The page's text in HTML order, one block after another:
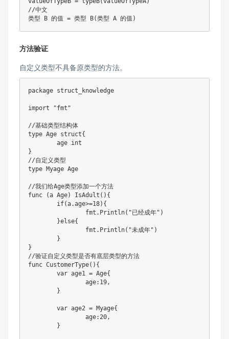
//中文
类型 B 的值 = 类型 B(类型 A 的值 )
方法验证
自定义类型不具备原类型的方法。
package struct_knowledge
import "fmt"
//基础类型结构体
type Age struct{
	age
int
}
//自定义类型
type Myage Age
//我们给Age类型添加一个方法
func
(a Age) IsAdult ( ) {
if(a.age>=18) {
		fmt
. Println( "已经成年" )
}else{
		fmt
. Println( "未成年" )
}
}
//验证自定义类型是否有底层类型的方法
func CustomerType( ) {
var age1 = Age{
		age
: 19,
}
var age2 = Myage{
		age
: 20,
}